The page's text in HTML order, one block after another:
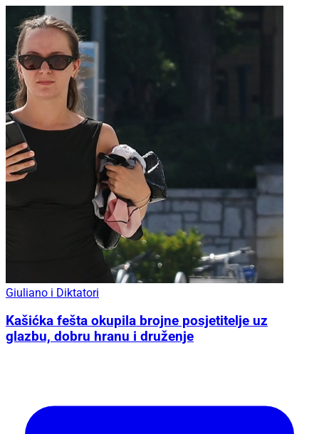
Giuliano i Diktatori
Kašićka fešta okupila brojne posjetitelje uz
glazbu, dobru hranu i druženje